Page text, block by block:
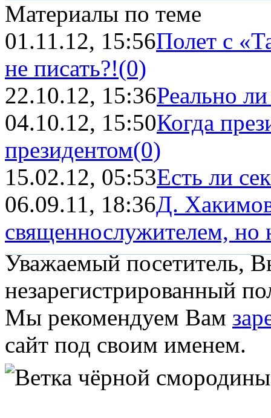
Материалы по теме
01.11.12, 15:56Полет с
не писать?!(0)
22.10.12, 15:36Реально
04.10.12, 15:50Когда
президентом(0)
15.02.12, 05:53Есть ли
06.09.11, 18:36Д.
священнослужителем, но
Уважаемый посетитель,
незарегистрированный
Мы рекомендуем Вам
сайт под своим именем.